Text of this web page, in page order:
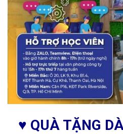
♥ QUÀ TẶNG